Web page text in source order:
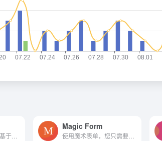
智能服装设计产品，基于以图生图，海量延伸创新设计
Magic Form
使用魔术表单，您只需要提供...